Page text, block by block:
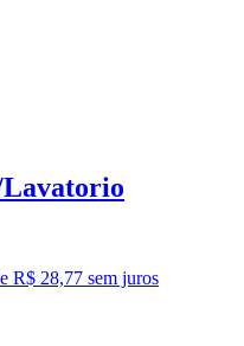
Lavatorio
R$ 28,77 sem juros